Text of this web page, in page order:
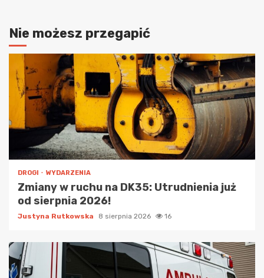
Nie możesz przegapić
DROGI WYDARZENIA
Zmiany w ruchu na DK35: Utrudnienia już
od sierpnia 2026!
Justyna Rutkowska 8 sierpnia 2026 16